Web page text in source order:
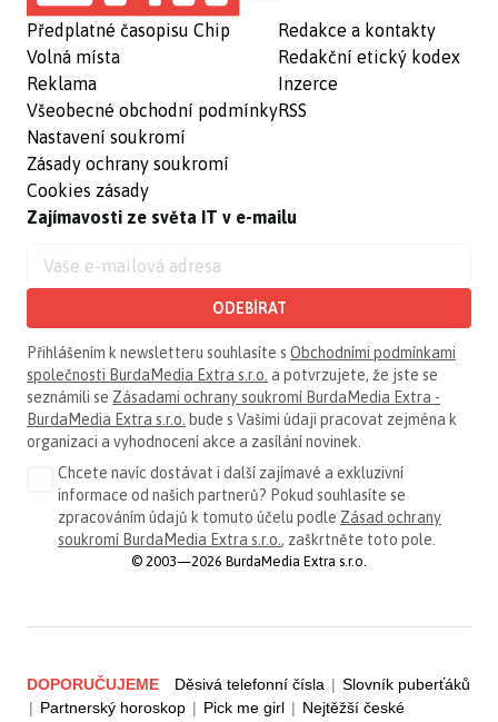
Předplatné časopisu Chip
Volná místa
Reklama
Všeobecné obchodní podmínky
Nastavení soukromí
Zásady ochrany soukromí
Cookies zásady
Redakce a kontakty
Redakční etický kodex
Inzerce
RSS
Zajímavosti ze světa IT v e-mailu
ODEBÍRAT
Přihlášením k newsletteru souhlasíte s Obchodními podmínkami
společnosti BurdaMedia Extra s.r.o. a potvrzujete, že jste se
seznámili se Zásadami ochrany soukromí BurdaMedia Extra -
BurdaMedia Extra s.r.o. bude s Vašimi údaji pracovat zejména k
organizaci a vyhodnocení akce a zasílání novinek.
Chcete navíc dostávat i další zajímavé a exkluzivní
informace od našich partnerů? Pokud souhlasíte se
zpracováním údajů k tomuto účelu podle Zásad ochrany
soukromí BurdaMedia Extra s.r.o. , zaškrtněte toto pole.
© 2003—2026 BurdaMedia Extra s.r.o.
DOPORUČUJEME Děsivá telefonní čísla | Slovník puberťáků
| Partnerský horoskop | Pick me girl | Nejtěžší české